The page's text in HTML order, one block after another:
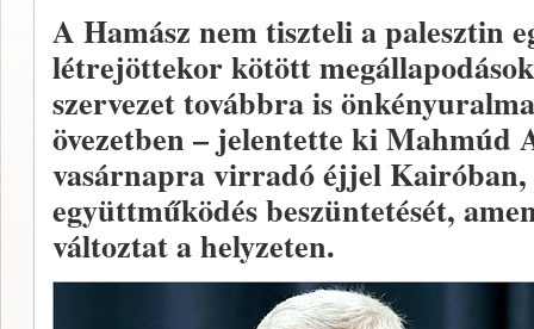
A Hamász nem tiszteli a palesztin
létrejöttekor kötött
szervezet továbbra is
övezetben – jelentette ki Mahmúd
vasárnapra virradó éjjel Kairóban,
együttműködés beszüntetését,
változtat a helyzeten.